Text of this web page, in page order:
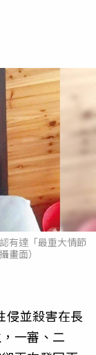
有達「最重大情節
畫面）
侵並殺害在長
一審、二